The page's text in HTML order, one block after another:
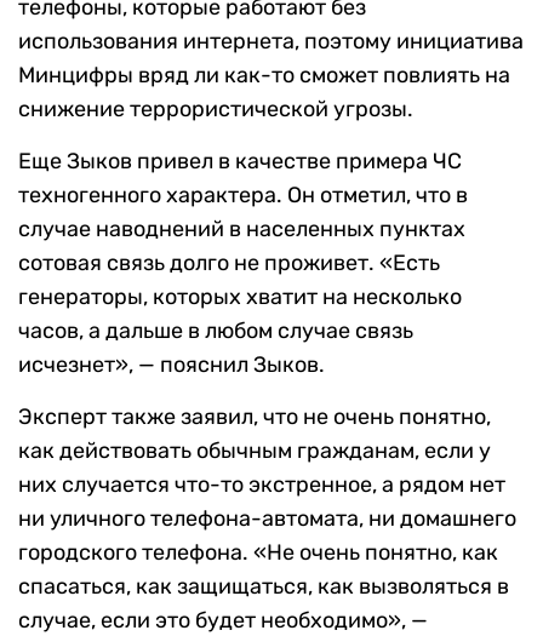
телефоны, которые работают без
использования интернета, поэтому инициатива
Минцифры вряд ли как-то сможет повлиять на
снижение террористической угрозы.
Еще Зыков привел в качестве примера ЧС
техногенного характера. Он отметил, что в
случае наводнений в населенных пунктах
сотовая связь долго не проживет. «Есть
генераторы, которых хватит на несколько
часов, а дальше в любом случае связь
исчезнет», — пояснил Зыков.
Эксперт также заявил, что не очень понятно,
как действовать обычным гражданам, если у
них случается что-то экстренное, а рядом нет
ни уличного телефона-автомата, ни домашнего
городского телефона. «Не очень понятно, как
спасаться, как защищаться, как вызволяться в
случае, если это будет необходимо», —